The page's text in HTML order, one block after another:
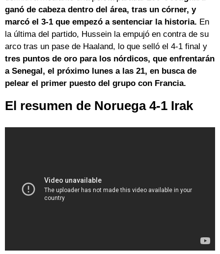
ganó de cabeza dentro del área, tras un córner, y
marcó el 3-1 que empezó a sentenciar la historia. En
la última del partido, Hussein la empujó en contra de su
arco tras un pase de Haaland, lo que selló el 4-1 final y
tres puntos de oro para los nórdicos, que enfrentarán
a Senegal, el próximo lunes a las 21, en busca de
pelear el primer puesto del grupo con Francia.
El resumen de Noruega 4-1 Irak